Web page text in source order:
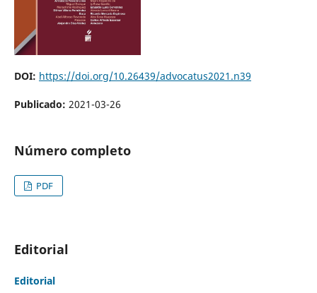
DOI: https://doi.org/10.26439/advocatus2021.n39
Publicado: 2021-03-26
Número completo
PDF
Editorial
Editorial